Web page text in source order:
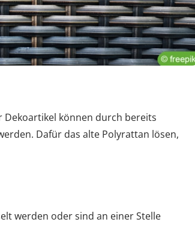
Dekoartikel können durch bereits
Dafür das alte Polyrattan lösen,
werden oder sind an einer Stelle